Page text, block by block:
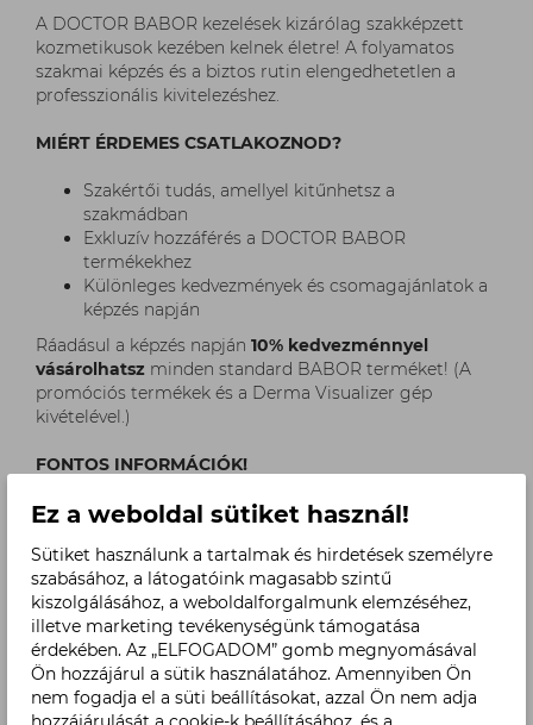
A DOCTOR BABOR kezelések kizárólag szakképzett
kozmetikusok kezében kelnek életre! A folyamatos
szakmai képzés és a biztos rutin elengedhetetlen a
professzionális kivitelezéshez.
MIÉRT ÉRDEMES CSATLAKOZNOD?
Szakértői tudás, amellyel kitűnhetsz a
szakmádban
Exkluzív hozzáférés a DOCTOR BABOR
termékekhez
Különleges kedvezmények és csomagajánlatok a
képzés napján
Ráadásul a képzés napján 10% kedvezménnyel
vásárolhatsz minden standard BABOR terméket! (A
promóciós termékek és a Derma Visualizer gép
kivételével.)
FONTOS INFORMÁCIÓK!
A képzés teljes időtartamán való részvétel
megszerzéséhez.
A kölcsönös kezelések a tananyag szerves részét
képezik – így kozmetikusként és vendégként is
megtapasztalhatod a kezeléseket.
A tanfolyami kedvezmények kizárólag azok
számára érvényesek, akik végig részt vesznek a
képzésen.
Ez a weboldal sütiket használ!
Sütiket használunk a tartalmak és hirdetések személyre
szabásához, a látogatóink magasabb szintű
kiszolgálásához, a weboldalforgalmunk elemzéséhez,
illetve marketing tevékenységünk támogatása
érdekében. Az „ELFOGADOM” gomb megnyomásával
Ön hozzájárul a sütik használatához. Amennyiben Ön
nem fogadja el a süti beállításokat, azzal Ön nem adja